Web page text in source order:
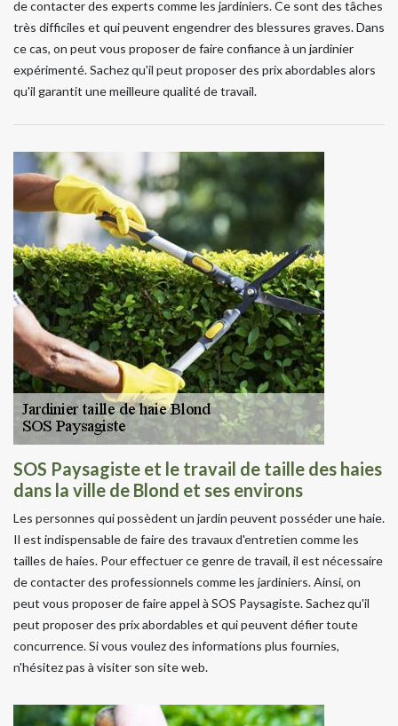
de contacter des experts comme les jardiniers. Ce sont des tâches
très difficiles et qui peuvent engendrer des blessures graves. Dans
ce cas, on peut vous proposer de faire confiance à un jardinier
expérimenté. Sachez qu'il peut proposer des prix abordables alors
qu'il garantit une meilleure qualité de travail.
SOS Paysagiste et le travail de taille des haies
dans la ville de Blond et ses environs
Les personnes qui possèdent un jardin peuvent posséder une haie.
Il est indispensable de faire des travaux d'entretien comme les
tailles de haies. Pour effectuer ce genre de travail, il est nécessaire
de contacter des professionnels comme les jardiniers. Ainsi, on
peut vous proposer de faire appel à SOS Paysagiste. Sachez qu'il
peut proposer des prix abordables et qui peuvent défier toute
concurrence. Si vous voulez des informations plus fournies,
n'hésitez pas à visiter son site web.